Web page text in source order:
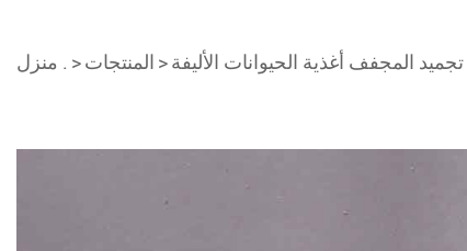
منزل . المنتجات تجميد المجفف أغذية الحيوانات الأليفة